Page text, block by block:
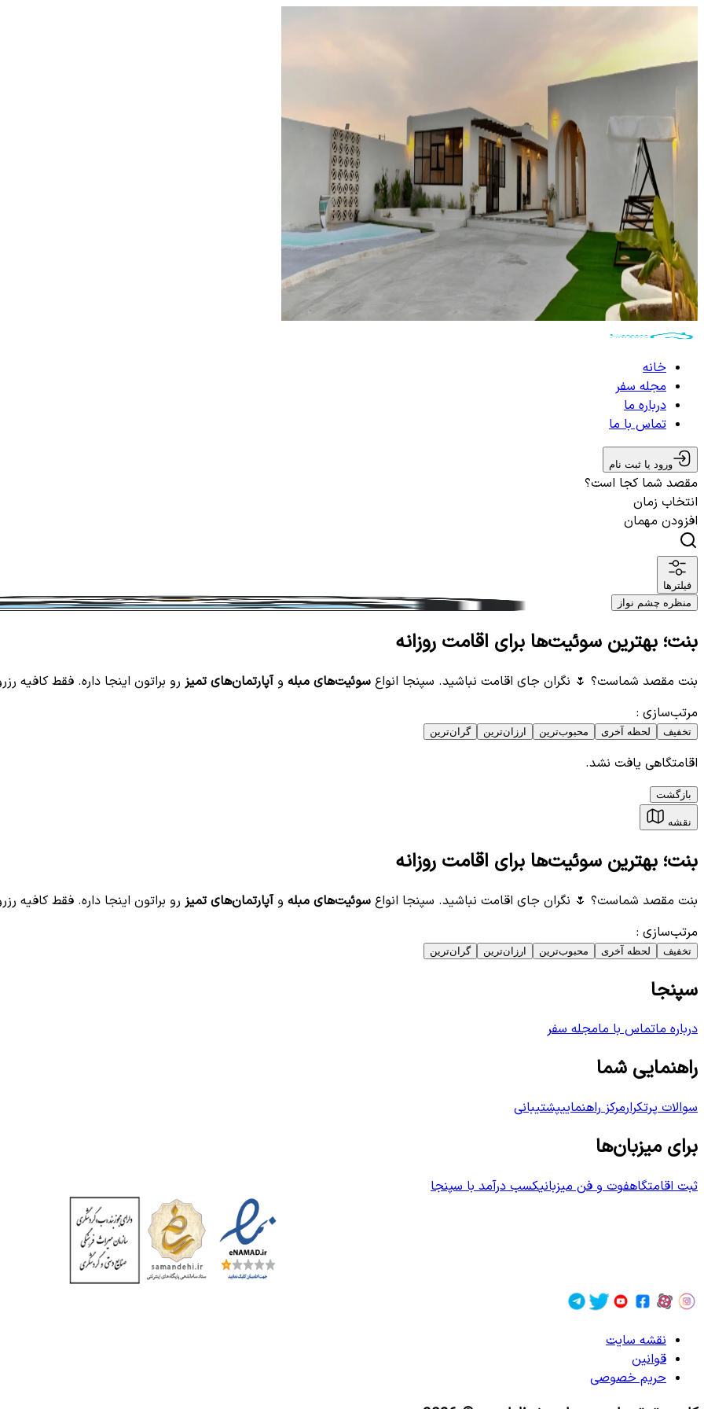
خانه
مجله سفر
درباره ما
تماس با ما
ورود یا ثبت نام
مقصد شما کجا است؟
انتخاب زمان
افزودن مهمان
فیلترها
منظره چشم نواز
بنت؛ بهترین سوئیت‌ها برای اقامت روزانه
بنت مقصد شماست؟ 🌷 نگران جای اقامت نباشید. سپنجا انواع سوئیت‌های مبله وآپارتمان‌های تمیز رو براتون اینجا داره. فقط کافیه
مرتب‌سازی :
تخفیف لحظه آخری محبوب‌ترین ارزان‌ترین گران‌ترین
اقامتگاهی یافت نشد.
بازگشت
نقشه
بنت؛ بهترین سوئیت‌ها برای اقامت روزانه
بنت مقصد شماست؟ 🌷 نگران جای اقامت نباشید. سپنجا انواع سوئیت‌های مبله وآپارتمان‌های تمیز رو براتون اینجا داره. فقط کافیه
مرتب‌سازی :
تخفیف لحظه آخری محبوب‌ترین ارزان‌ترین گران‌ترین
سپنجا
درباره ماتماس با مامجله سفر
راهنمایی شما
سوالات پرتکرارمرکز راهنماییپشتیبانی
برای میزبان‌ها
ثبت اقامتگاهفوت و فن میزبانیکسب درآمد با سپنجا
نقشه سایت
قوانین
حریم خصوصی